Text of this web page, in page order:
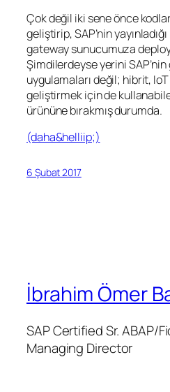
Çok değil iki sene önce
geliştirip, SAP’nin yayınladığı
gateway sunucumuza
Şimdilerdeyse yerini
uygulamaları değil; hibrit,
geliştirmek için de
ürününe bırakmış durumda.
(daha&helliip;)
6 Şubat 2017
İbrahim Ömer
SAP Certified Sr. ABAP/
Managing Director